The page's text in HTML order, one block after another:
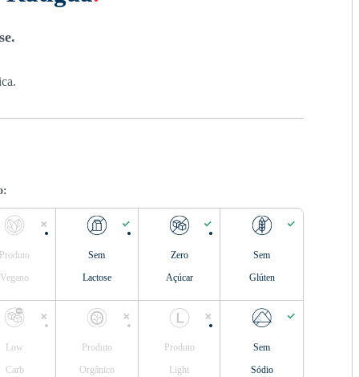
Produto
Vegano
Sem
Lactose
Zero
Açúcar
Sem
Glúten
Low
Carb
Produto
Orgânico
Produto
Light
Sem
Sódio